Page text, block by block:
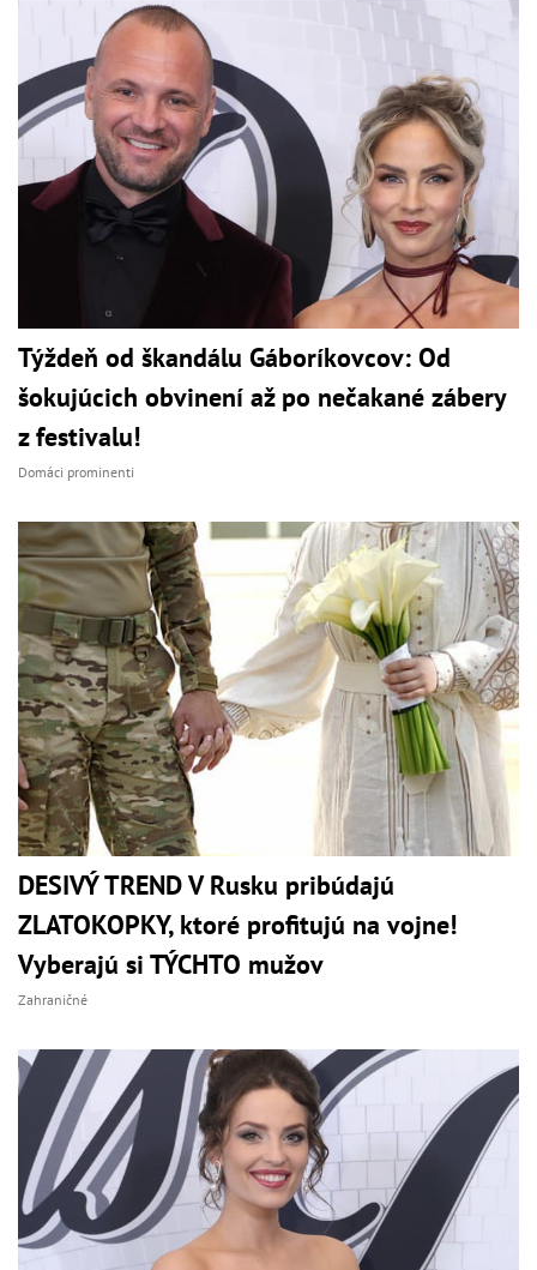
Týždeň od škandálu Gáboríkovcov: Od
šokujúcich obvinení až po nečakané zábery
z festivalu!
Domáci prominenti
DESIVÝ TREND V Rusku pribúdajú
ZLATOKOPKY, ktoré profitujú na vojne!
Vyberajú si TÝCHTO mužov
Zahraničné